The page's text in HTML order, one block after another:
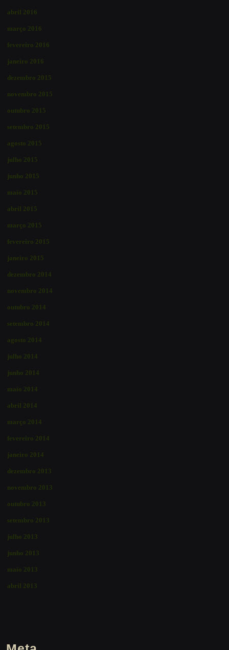
abril 2016
março 2016
fevereiro 2016
janeiro 2016
dezembro 2015
novembro 2015
outubro 2015
setembro 2015
agosto 2015
julho 2015
junho 2015
maio 2015
abril 2015
março 2015
fevereiro 2015
janeiro 2015
dezembro 2014
novembro 2014
outubro 2014
setembro 2014
agosto 2014
julho 2014
junho 2014
maio 2014
abril 2014
março 2014
fevereiro 2014
janeiro 2014
dezembro 2013
novembro 2013
outubro 2013
setembro 2013
julho 2013
junho 2013
maio 2013
abril 2013